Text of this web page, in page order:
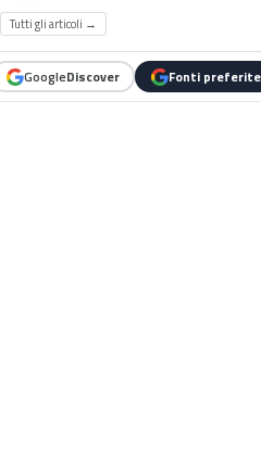
Tutti gli articoli →
GoogleDiscover Fonti preferite